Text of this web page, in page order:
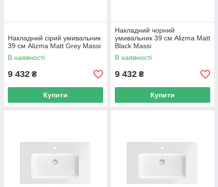
Накладний сірий умивальник
39 см Alizma Matt Grey Massi
В наявності
9 432 ₴
Купити
Накладний чорний
умивальник 39 см Alizma Matt
Black Massi
В наявності
9 432 ₴
Купити